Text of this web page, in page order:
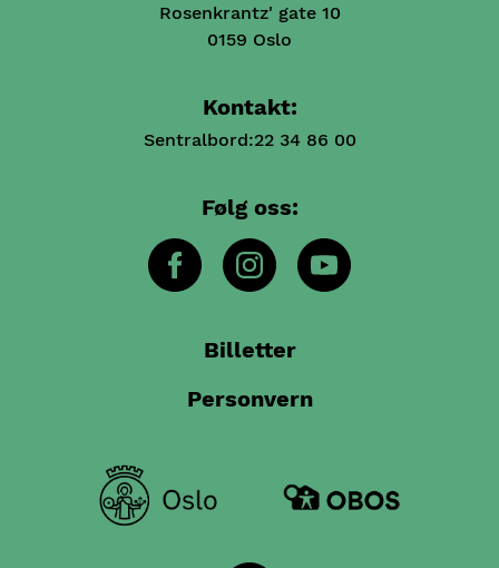
Rosenkrantz' gate 10
0159 Oslo
Kontakt:
Sentralbord:22 34 86 00
Følg oss:
Billetter
Personvern